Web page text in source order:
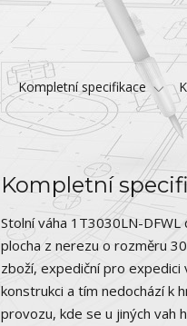
Kompletní specifikace
Kompletní
Stolní váha 1T3030LN-
plocha z nerezu o rozměru
zboží, expediční pro
konstrukci a tím nedochází k
provozu, kde se u jiných vah